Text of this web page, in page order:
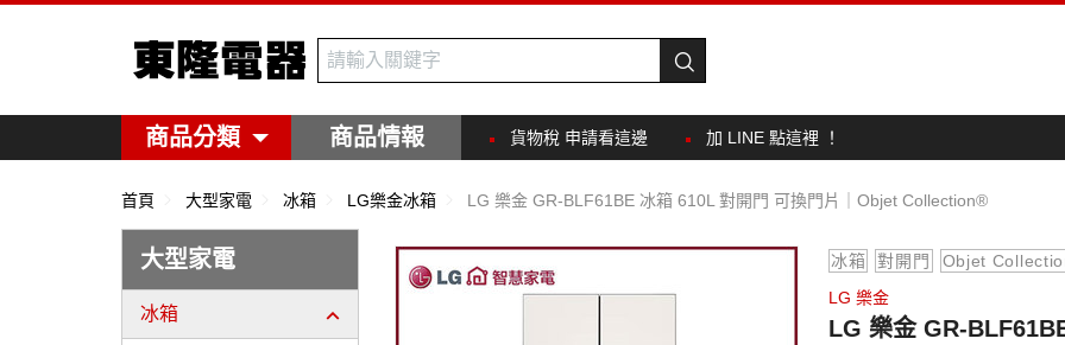
東隆電器
商品分類 商品情報 貨物稅 申請看這邊 加 LINE 點這裡 ！
首頁 大型家電 冰箱 LG樂金冰箱 LG 樂金 GR-BLF61BE 冰箱 610L 對開門 可換門片｜Objet Collection®
大型家電
冰箱
冰箱 對開門
Objet
LG 樂金
LG 樂金 GR-